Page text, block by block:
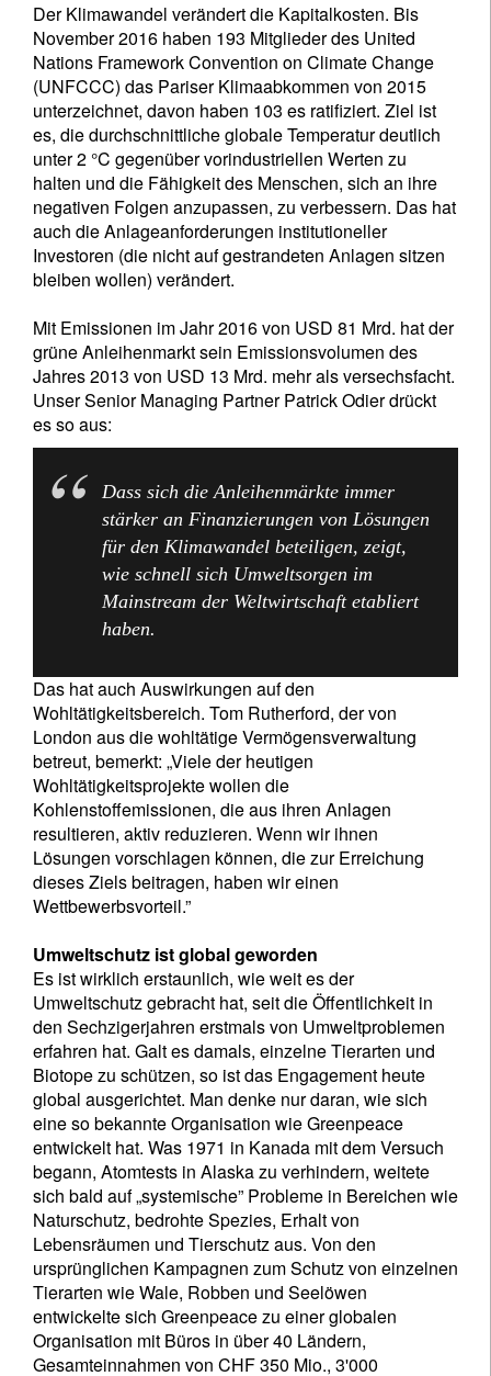
Der Klimawandel verändert die Kapitalkosten. Bis
November 2016 haben 193 Mitglieder des United
Nations Framework Convention on Climate Change
(UNFCCC) das Pariser Klimaabkommen von 2015
unterzeichnet, davon haben 103 es ratifiziert. Ziel ist
es, die durchschnittliche globale Temperatur deutlich
unter 2 °C gegenüber vorindustriellen Werten zu
halten und die Fähigkeit des Menschen, sich an ihre
negativen Folgen anzupassen, zu verbessern. Das hat
auch die Anlageanforderungen institutioneller
Investoren (die nicht auf gestrandeten Anlagen sitzen
bleiben wollen) verändert.
Mit Emissionen im Jahr 2016 von USD 81 Mrd. hat der
grüne Anleihenmarkt sein Emissionsvolumen des
Jahres 2013 von USD 13 Mrd. mehr als versechsfacht.
Unser Senior Managing Partner Patrick Odier drückt
es so aus:
Dass sich die Anleihenmärkte immer
stärker an Finanzierungen von Lösungen
für den Klimawandel beteiligen, zeigt,
wie schnell sich Umweltsorgen im
Mainstream der Weltwirtschaft etabliert
haben.
Das hat auch Auswirkungen auf den
Wohltätigkeitsbereich. Tom Rutherford, der von
London aus die wohltätige Vermögensverwaltung
betreut, bemerkt: „Viele der heutigen
Wohltätigkeitsprojekte wollen die
Kohlenstoffemissionen, die aus ihren Anlagen
resultieren, aktiv reduzieren. Wenn wir ihnen
Lösungen vorschlagen können, die zur Erreichung
dieses Ziels beitragen, haben wir einen
Wettbewerbsvorteil.”
Umweltschutz ist global geworden
Es ist wirklich erstaunlich, wie weit es der
Umweltschutz gebracht hat, seit die Öffentlichkeit in
den Sechzigerjahren erstmals von Umweltproblemen
erfahren hat. Galt es damals, einzelne Tierarten und
Biotope zu schützen, so ist das Engagement heute
global ausgerichtet. Man denke nur daran, wie sich
eine so bekannte Organisation wie Greenpeace
entwickelt hat. Was 1971 in Kanada mit dem Versuch
begann, Atomtests in Alaska zu verhindern, weitete
sich bald auf „systemische” Probleme in Bereichen wie
Naturschutz, bedrohte Spezies, Erhalt von
Lebensräumen und Tierschutz aus. Von den
ursprünglichen Kampagnen zum Schutz von einzelnen
Tierarten wie Wale, Robben und Seelöwen
entwickelte sich Greenpeace zu einer globalen
Organisation mit Büros in über 40 Ländern,
Gesamteinnahmen von CHF 350 Mio., 3'000